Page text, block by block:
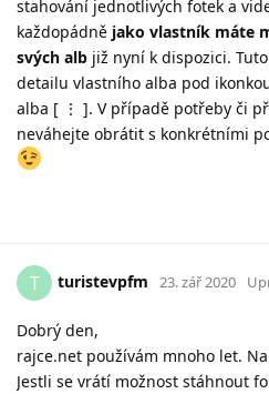
stahování jednotlivých fotek a
každopádně jako vlastník máte
svých alb již nyní k dispozici.
detailu vlastního alba pod
alba [ ⋮ ]. V případě potřeby či
neváhejte obrátit s konkrétními
T turistevpfm 23. zář 2020
Dobrý den,
rajce.net používám mnoho let.
Jestli se vrátí možnost stáhnout